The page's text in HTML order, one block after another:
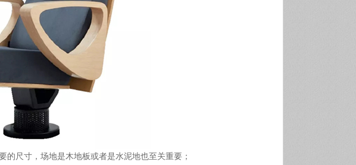
尺寸，场地是木地板或者是水泥地也至关重要；